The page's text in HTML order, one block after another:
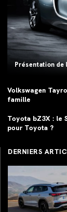
Présentation de
Volkswagen
famille
Toyota bZ3X : le
pour Toyota ?
DERNIERS